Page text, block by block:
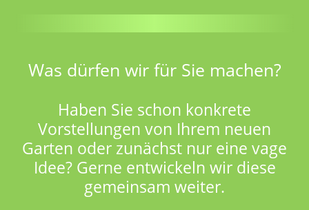
Was dürfen wir für Sie machen?
Haben Sie schon konkrete
Vorstellungen von Ihrem neuen
Garten oder zunächst nur eine vage
Idee? Gerne entwickeln wir diese
gemeinsam weiter.